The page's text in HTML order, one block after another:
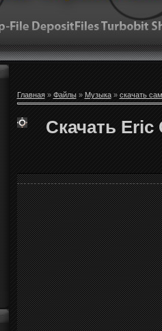
Главная» Файлы» Музыка» скачать
Скачать Eric